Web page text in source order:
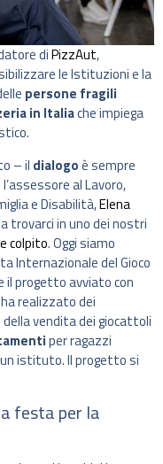
diPizzAut,
le Istituzioni e la
persone fragili
in Italiache impiega
– il dialogoè sempre
al Lavoro,
e Disabilità,Elena
trovarci in uno dei nostri
colpito. Oggi siamo
Internazionale del Gioco
il progetto avviato con
realizzato dei
vendita dei giocattoli
per ragazzi
istituto. Il progetto si
festa per la